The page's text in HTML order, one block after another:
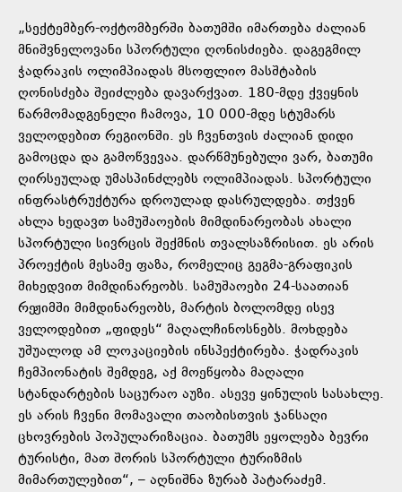
„სექტემბერ-ოქტომბერში ბათუმში იმართება ძალიან
მნიშვნელოვანი სპორტული ღონისძიება. დაგეგმილ
ჭადრაკის ოლიმპიადას მსოფლიო მასშტაბის
ღონისძება შეიძლება დავარქვათ. 180-მდე ქვეყნის
წარმომადგენელი ჩამოვა, 10 000-მდე სტუმარს
ველოდებით რეგიონში. ეს ჩვენთვის ძალიან დიდი
გამოცდა და გამოწვევაა. დარწმუნებული ვარ, ბათუმი
ღირსეულად უმასპინძლებს ოლიმპიადას. სპორტული
ინფრასტრუქტურა დროულად დასრულდება. თქვენ
ახლა ხედავთ სამუშაოების მიმდინარეობას ახალი
სპორტული სივრცის შექმნის თვალსაზრისით. ეს არის
პროექტის მესამე ფაზა, რომელიც გეგმა-გრაფიკის
მიხედვით მიმდინარეობს. სამუშაოები 24-საათიან
რეჟიმში მიმდინარეობს, მარტის ბოლომდე ისევ
ველოდებით „ფიდეს“ მაღალჩინოსნებს. მოხდება
უშუალოდ ამ ლოკაციების ინსპექტირება. ჭადრაკის
ჩემპიონატის შემდეგ, აქ მოეწყობა მაღალი
სტანდარტების საცურაო აუზი. ასევე ყინულის სასახლე.
ეს არის ჩვენი მომავალი თაობისთვის ჯანსაღი
ცხოვრების პოპულარიზაცია. ბათუმს ეყოლება ბევრი
ტურისტი, მათ შორის სპორტული ტურიზმის
მიმართულებით“, – აღნიშნა ზურაბ პატარაძემ.